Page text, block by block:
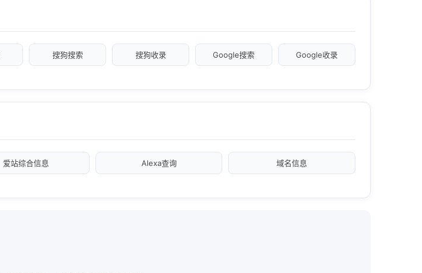
搜狗搜索 搜狗收录 Google搜索 Google收录
爱站综合信息 Alexa查询 域名信息